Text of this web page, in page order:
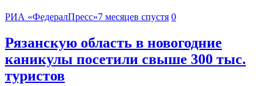
РИА «ФедералПресс»7 месяцев спустя 0
Рязанскую область в новогодние
каникулы посетили свыше 300 тыс.
туристов